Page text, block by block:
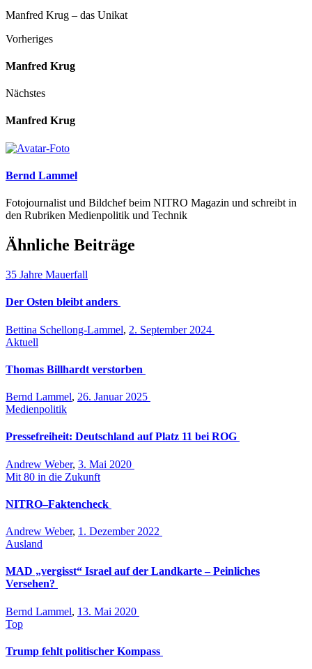
Manfred Krug – das Unikat
Vorheriges
Manfred Krug
Nächstes
Manfred Krug
Bernd Lammel
Fotojournalist und Bildchef beim NITRO Magazin und schreibt in
den Rubriken Medienpolitik und Technik
Ähnliche Beiträge
35 Jahre Mauerfall
Der Osten bleibt anders
Bettina Schellong-Lammel, 2. September 2024
Aktuell
Thomas Billhardt verstorben
Bernd Lammel, 26. Januar 2025
Medienpolitik
Pressefreiheit: Deutschland auf Platz 11 bei ROG
Andrew Weber, 3. Mai 2020
Mit 80 in die Zukunft
NITRO–Faktencheck
Andrew Weber, 1. Dezember 2022
Ausland
MAD „vergisst“ Israel auf der Landkarte – Peinliches
Versehen?
Bernd Lammel, 13. Mai 2020
Top
Trump fehlt politischer Kompass